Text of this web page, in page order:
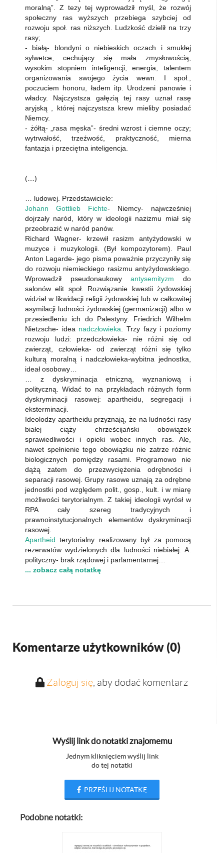
moralną”. Z tezy tej wyprowadził myśl, że rozwój
społeczny ras wyższych przebiega szybciej od
rozwoju społ. ras niższych. Ludzkość dzielił na trzy
rasy;
- białą- blondyni o niebieskich oczach i smukłej
sylwetce, cechujący się mała zmysłowością,
wysokim stopniem inteligencji, energia, talentem
organizowania swojego życia wewn. I społ.,
poczuciem honoru, ładem itp. Urodzeni panowie i
władcy. Najczystsza gałęzią tej rasy uznał rasę
aryjską , której najczystsza krew mieliby posiadać
Niemcy.
- żółtą- „rasa męska”- średni wzrost i ciemne oczy;
wytrwałość, trzeźwość, praktyczność, mierna
fantazja i przeciętna inteligencja.
(…)
… ludowej. Przedstawiciele:
Johann Gottlieb Fichte- Niemcy- najwcześniej
dojrzały naród, który w ideologii nazizmu miał się
przeobrazić w naród panów.
Richard Wagner- krzewił rasizm antyżydowski w
muzyce i muzykologii. (Był kompozytorem). Paul
Anton Lagarde- jego pisma poważnie przyczyniły się
do rozwoju niemieckiego rasizmu antyżydowskiego.
Wprowadził pseudonaukowyantysemityzm do
salonów elit społ. Rozwiązanie kwestii żydowskiej
widział w likwidacji religii żydowskiej lub w całkowitej
asymilacji ludności żydowskiej (germanizacji) albo w
przesiedleniu ich do Palestyny. Friedrich Wilhelm
Nietzsche- idea nadczłowieka . Trzy fazy i poziomy
rozwoju ludzi: przedczłowieka- nie różni się od
zwierząt, człowieka- od zwierząt różni się tylko
kulturą moralną i nadczłowieka-wybitna jednostka,
ideał osobowy…
… z dyskryminacja etniczną, wyznaniową i
polityczną. Widać to na przykładach różnych form
dyskryminacji rasowej: apartheidu, segregacji i
eksterminacji.
Ideolodzy apartheidu przyznają, że na ludności rasy
białej ciąży chrześcijański obowiązek
sprawiedliwości i opieki wobec innych ras. Ale,
nawet spełnienie tego obowiązku nie zatrze różnic
biologicznych pomiędzy rasami. Programowo nie
dążą zatem do przezwyciężenia odrębności i
separacji rasowej. Grupy rasowe uznają za odrębne
jednostki pod względem polit., gosp., kult. i w miarę
możliwości terytorialnym. Z takiej ideologii wyrósł w
RPA cały szereg tradycyjnych i
prawnoinstytucjonalnych elementów dyskryminacji
rasowej.
Apartheid terytorialny realizowany był za pomocą
rezerwatów wydzielonych dla ludności niebiałej. A.
polityczny- brak rządowej i parlamentarnej…
... zobacz całą notatkę
Komentarze użytkowników (0)
Zaloguj się, aby dodać komentarz
Wyślij link do notatki znajomemu
Jednym kliknięciem wyślij link
do tej notatki
PRZEŚLIJ NOTATKĘ
Podobne notatki: